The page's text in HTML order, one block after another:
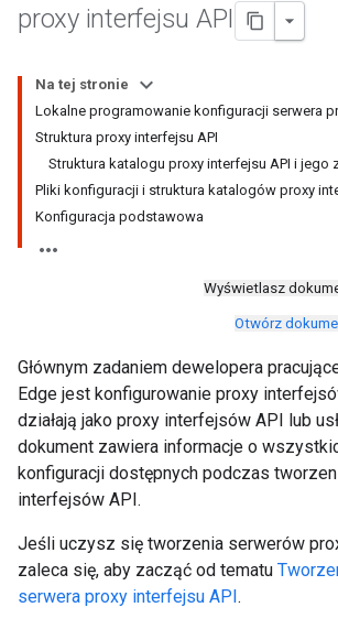
proxy interfejsu API
Na tej stronie
Lokalne programowanie konfiguracji serwera
Struktura proxy interfejsu API
Struktura katalogu proxy interfejsu API i jego
Pliki konfiguracji i struktura katalogów proxy
Konfiguracja podstawowa
Wyświetlasz
Otwórz
Głównym zadaniem dewelopera
Edge jest konfigurowanie proxy
działają jako proxy interfejsów API lub
dokument zawiera informacje o
konfiguracji dostępnych podczas
interfejsów API.
Jeśli uczysz się tworzenia serwerów
zaleca się, aby zacząć od tematu
serwera proxy interfejsu API.